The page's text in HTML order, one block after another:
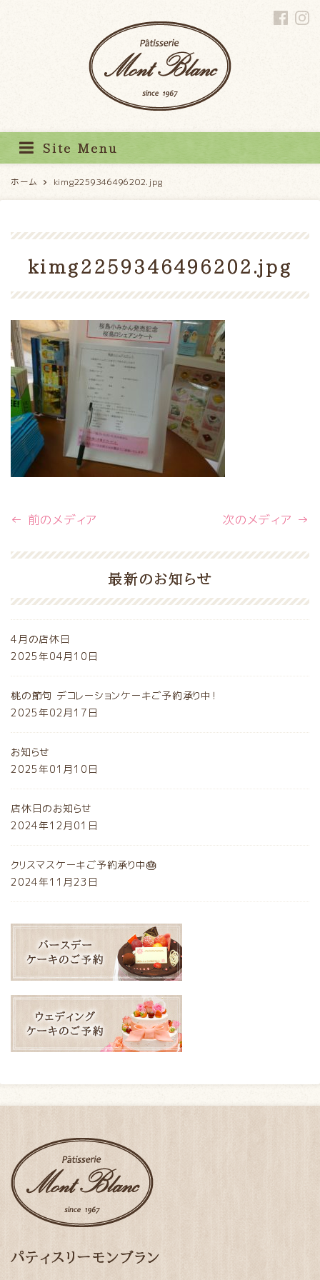
Site Menu
ホーム kimg2259346496202.jpg
kimg2259346496202.jpg
← 前のメディア 次のメディア →
最新のお知らせ
4月の店休日
2025年04月10日
桃の節句 デコレーションケーキご予約承り中！
2025年02月17日
お知らせ
2025年01月10日
店休日のお知らせ
2024年12月01日
クリスマスケーキご予約承り中🎂
2024年11月23日
パティスリーモンブラン